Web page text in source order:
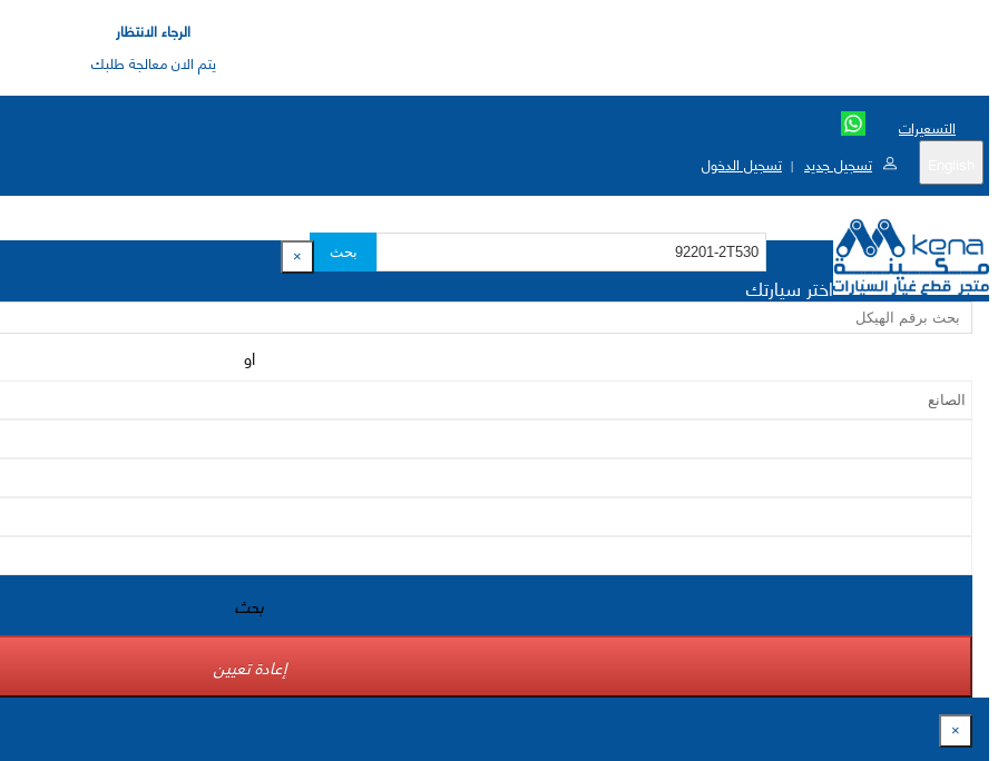
الرجاء الانتظار
يتم الان معالجة طلبك
التسعيرات
تسجيل جديد | تسجيل الدخول
بحث ×
اختر سيارتك
او
بحث
إعادة تعيين
×